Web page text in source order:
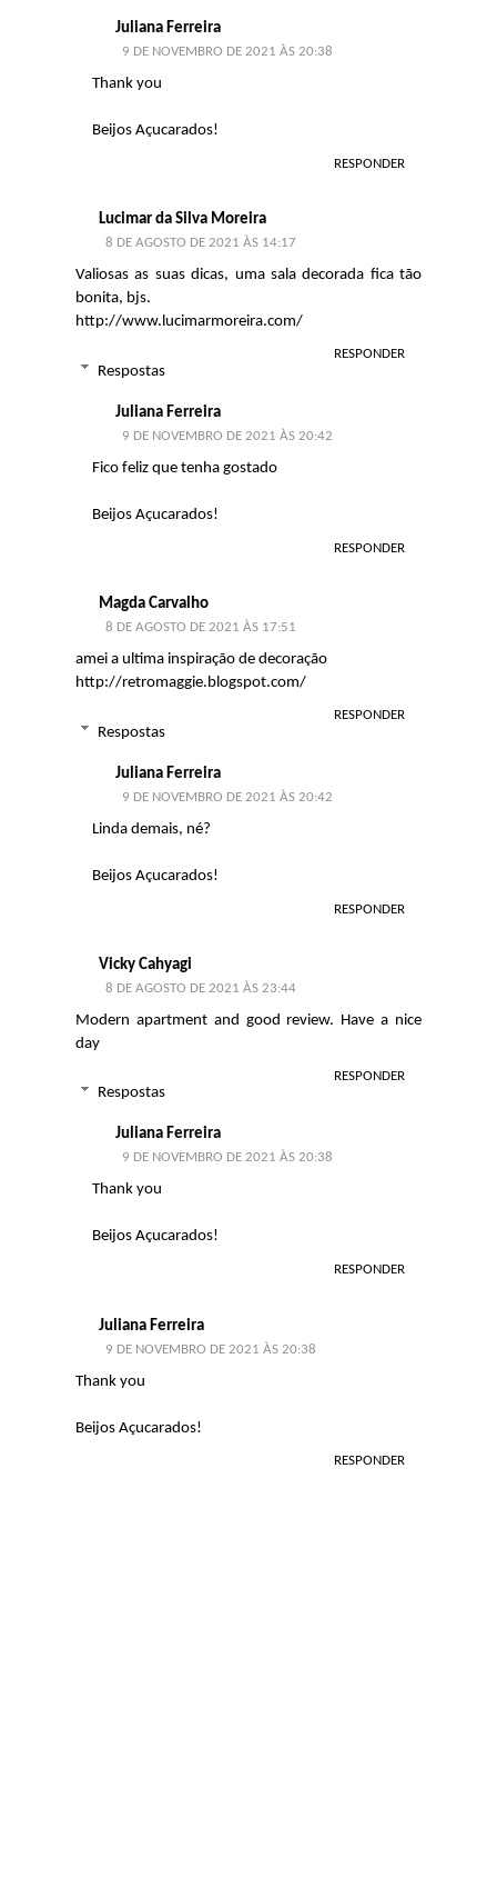
Juliana Ferreira
9 DE NOVEMBRO DE 2021 ÀS 20:38
Thank you
Beijos Açucarados!
RESPONDER
Lucimar da Silva Moreira
8 DE AGOSTO DE 2021 ÀS 14:17
Valiosas as suas dicas, uma sala decorada fica tão
bonita, bjs.
http://www.lucimarmoreira.com/
RESPONDER
Respostas
Juliana Ferreira
9 DE NOVEMBRO DE 2021 ÀS 20:42
Fico feliz que tenha gostado
Beijos Açucarados!
RESPONDER
Magda Carvalho
8 DE AGOSTO DE 2021 ÀS 17:51
amei a ultima inspiração de decoração
http://retromaggie.blogspot.com/
RESPONDER
Respostas
Juliana Ferreira
9 DE NOVEMBRO DE 2021 ÀS 20:42
Linda demais, né?
Beijos Açucarados!
RESPONDER
Vicky Cahyagi
8 DE AGOSTO DE 2021 ÀS 23:44
Modern apartment and good review. Have a nice
day
RESPONDER
Respostas
Juliana Ferreira
9 DE NOVEMBRO DE 2021 ÀS 20:38
Thank you
Beijos Açucarados!
RESPONDER
Juliana Ferreira
9 DE NOVEMBRO DE 2021 ÀS 20:38
Thank you
Beijos Açucarados!
RESPONDER